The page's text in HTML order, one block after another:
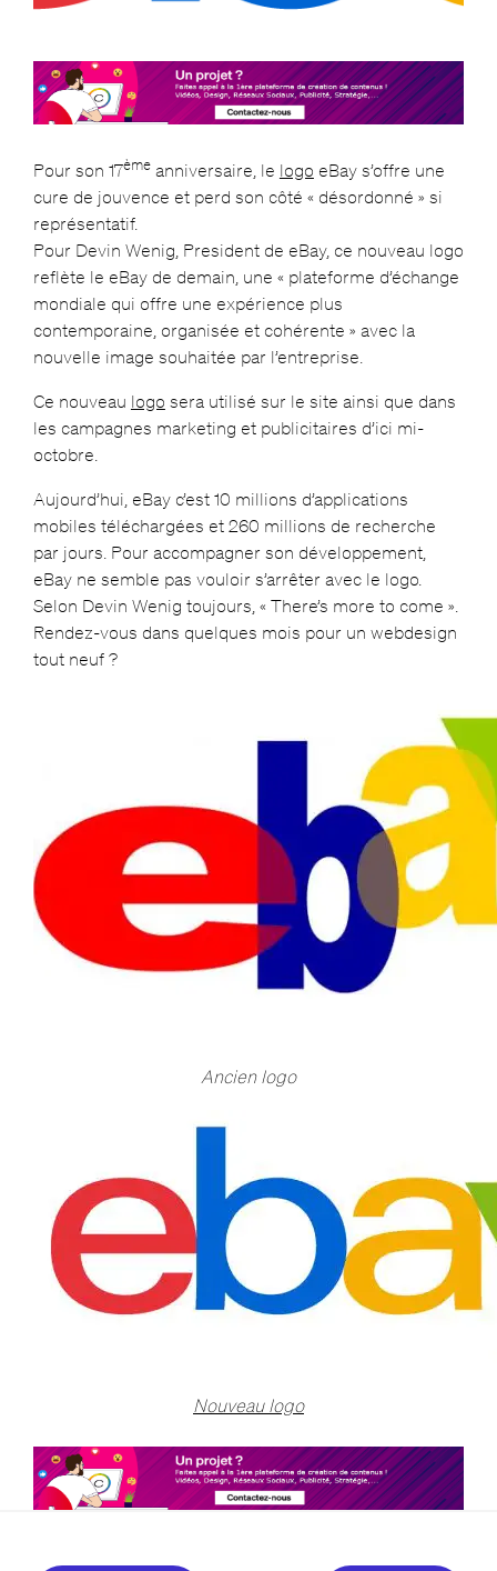
Pour son 17èmeanniversaire, le logo eBay s’offre une
cure de jouvence et perd son côté « désordonné » si
représentatif.
Pour Devin Wenig, President de eBay, ce nouveau logo
reflète le eBay de demain, une « plateforme d’échange
mondiale qui offre une expérience plus
contemporaine, organisée et cohérente » avec la
nouvelle image souhaitée par l’entreprise.
Ce nouveau logo sera utilisé sur le site ainsi que dans
les campagnes marketing et publicitaires d’ici mi-
octobre.
Aujourd’hui, eBay c’est 10 millions d’applications
mobiles téléchargées et 260 millions de recherche
par jours. Pour accompagner son développement,
eBay ne semble pas vouloir s’arrêter avec le logo.
Selon Devin Wenig toujours, « There’s more to come ».
Rendez-vous dans quelques mois pour un webdesign
tout neuf ?
Ancien logo
Nouveau logo